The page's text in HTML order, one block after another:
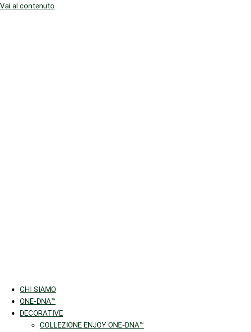
Vai al contenuto
CHI SIAMO
ONE-DNA™
DECORATIVE
COLLEZIONE ENJOY ONE-DNA™